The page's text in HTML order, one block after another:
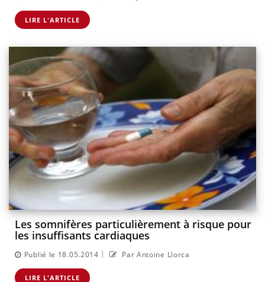
LIRE L'ARTICLE
Les somnifères particulièrement à risque pour
les insuffisants cardiaques
Publié le 18.05.2014 | Par Antoine Llorca
LIRE L'ARTICLE